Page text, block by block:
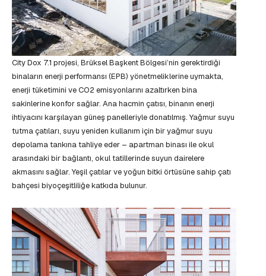
City Dox 7.1 projesi, Brüksel Başkent Bölgesi’nin gerektirdiği
binaların enerji performansı (EPB) yönetmeliklerine uymakta,
enerji tüketimini ve CO2 emisyonlarını azaltırken bina
sakinlerine konfor sağlar. Ana hacmin çatısı, binanın enerji
ihtiyacını karşılayan güneş panelleriyle donatılmış. Yağmur suyu
tutma çatıları, suyu yeniden kullanım için bir yağmur suyu
depolama tankına tahliye eder – apartman binası ile okul
arasındaki bir bağlantı, okul tatillerinde suyun dairelere
akmasını sağlar. Yeşil çatılar ve yoğun bitki örtüsüne sahip çatı
bahçesi biyoçeşitliliğe katkıda bulunur.